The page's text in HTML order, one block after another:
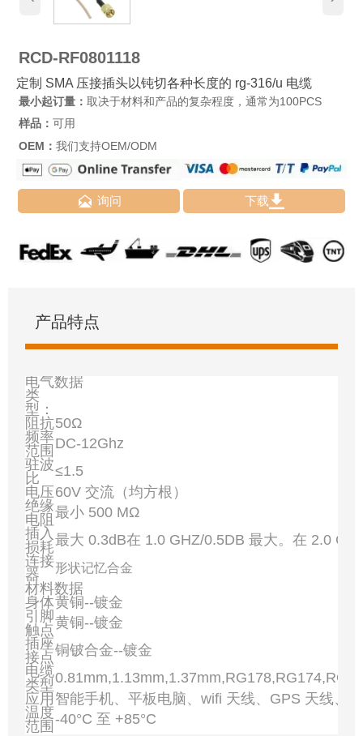
RCD-RF0801118
定制 SMA 压接插头以钝切各种长度的 rg-316/u 电缆
最小起订量： 取决于材料和产品的复杂程度，通常为100PCS
样品： 可用
OEM： 我们支持OEM/ODM
 询问 下载
产品特点
电气数据
类
型：
阻抗50Ω
频率
范围 DC-12Ghz
驻波
比
≤1.5
电压60V 交流（均方根）
绝缘
电阻 最小 500 MΩ
插入
损耗最大 0.3dB在 1.0 GHZ/0.5DB 最大。在 2.0
连接
器
形状记忆合金
材料数据
身体黄铜--镀金
引脚
触点黄铜--镀金
插座
接点铜铍合金--镀金
电缆
类型
应用 智能手机、平板电脑、wifi 天线、GPS 天线、
温度
范围 -40°C 至 +85°C